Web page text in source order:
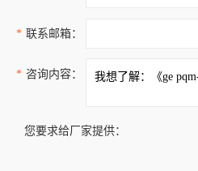
* 联系邮箱：
* 咨询内容：
您要求给厂家提供：